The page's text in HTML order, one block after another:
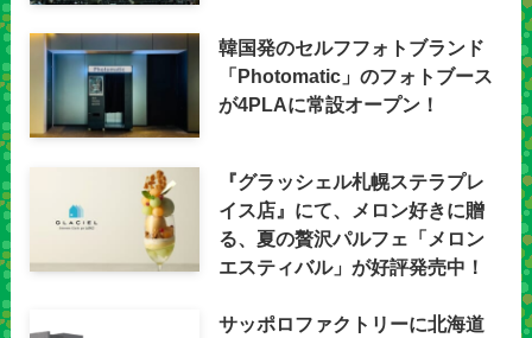
韓国発のセルフフォトブランド
「Photomatic」のフォトブース
が4PLAに常設オープン！
『グラッシェル札幌ステラプレ
イス店』にて、メロン好きに贈
る、夏の贅沢パルフェ「メロン
エスティバル」が好評発売中！
サッポロファクトリーに北海道